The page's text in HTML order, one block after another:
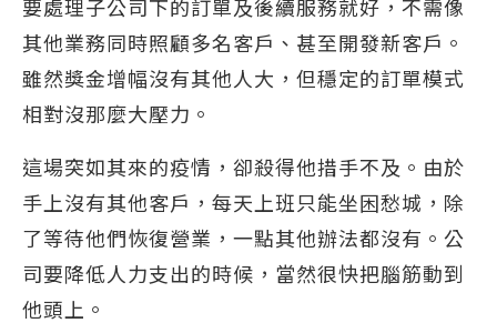
要處理子公司下的訂單及後續服務就好，不需像
其他業務同時照顧多名客戶、甚至開發新客戶。
雖然獎金增幅沒有其他人大，但穩定的訂單模式
相對沒那麼大壓力。
這場突如其來的疫情，卻殺得他措手不及。由於
手上沒有其他客戶，每天上班只能坐困愁城，除
了等待他們恢復營業，一點其他辦法都沒有。公
司要降低人力支出的時候，當然很快把腦筋動到
他頭上。